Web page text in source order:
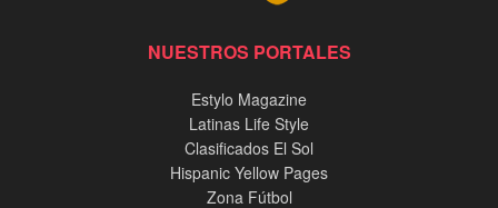
NUESTROS PORTALES
Estylo Magazine
Latinas Life Style
Clasificados El Sol
Hispanic Yellow Pages
Zona Fútbol